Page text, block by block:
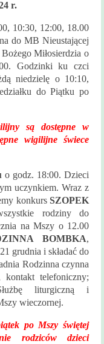
r.
10:30, 12:00, 18.00
do MB Nieustającej
Miłosierdzia o
Godzinki ku czci
niedzielę o 10:10,
do Piątku po
są dostępne w
wigilijne świece
o godz. 18:00. Dzieci
uczynkiem. Wraz z
konkurs SZOPEK
rodziny do
na Mszy o 12.00
BOMBKA,
grudnia i składać do
Rodzinna czynna
telefoniczny;
liturgiczną i
wieczornej.
po Mszy świętej
rodziców dzieci